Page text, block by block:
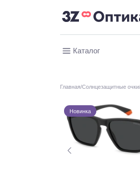
Каталог
Главная Солнцезащитные очки
Новинка